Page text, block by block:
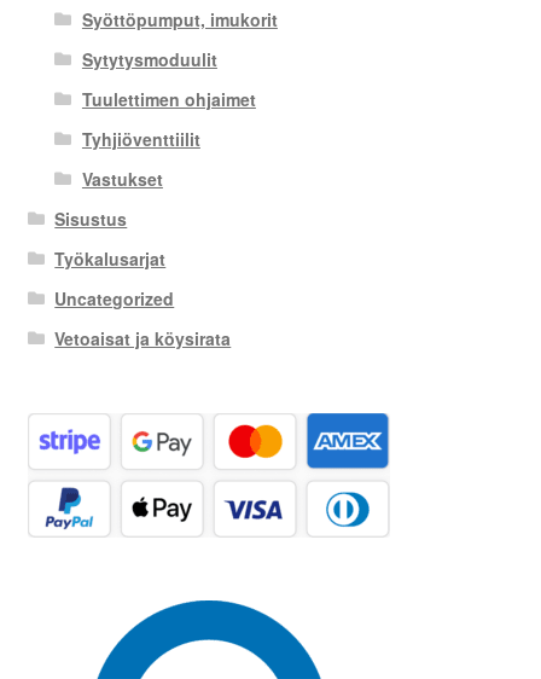
Syöttöpumput, imukorit
Sytytysmoduulit
Tuulettimen ohjaimet
Tyhjiöventtiilit
Vastukset
Sisustus
Työkalusarjat
Uncategorized
Vetoaisat ja köysirata